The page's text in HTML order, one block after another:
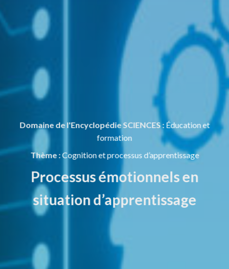
Domaine de l'Encyclopédie SCIENCES : Éducation et
formation
Thème :Cognition et processus d’apprentissage
Processus émotionnels en
situation d’apprentissage